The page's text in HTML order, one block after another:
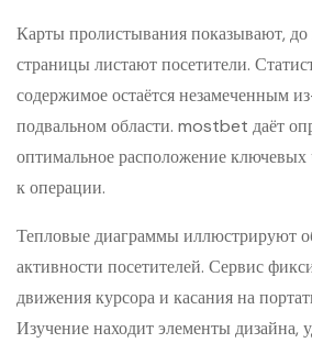
Карты пролистывания показывают, до
страницы листают посетители.
содержимое остаётся незамеченным
подвальном области. mostbet даёт
оптимальное расположение
к операции.
Тепловые диаграммы иллюстрируют
активности посетителей. Сервис
движения курсора и касания на
Изучение находит элементы дизайна,